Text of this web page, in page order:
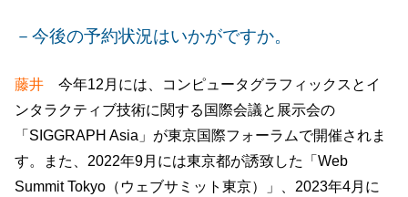
－今後の予約状況はいかがですか。
藤井 今年12月には、コンピュータグラフィックスとイ
ンタラクティブ技術に関する国際会議と展示会の
「SIGGRAPH Asia」が東京国際フォーラムで開催されま
す。また、2022年9月には東京都が誘致した「Web
Summit Tokyo（ウェブサミット東京）」、2023年4月に